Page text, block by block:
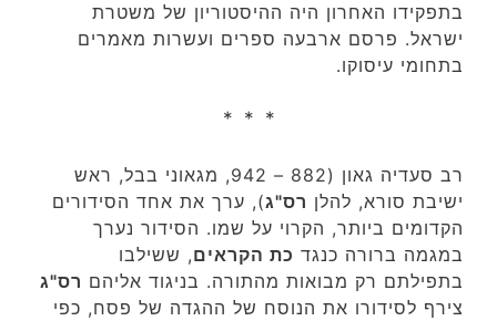
בתפקידו האחרון היה ההיסטוריון של משטרת
ישראל. פרסם ארבעה ספרים ועשרות מאמרים
בתחומי עיסוקו.
* * *
רב סעדיה גאון (882 – 942, מגאוני בבל, ראש
ישיבת סורא, להלן רס"ג), ערך את אחד הסידורים
הקדומים ביותר, הקרוי על שמו. הסידור נערך
במגמה ברורה כנגד כת הקראים, ששילבו
בתפילתם רק מבואות מהתורה. בניגוד אליהם רס"ג
צירף לסידורו את הנוסח של ההגדה של פסח, כפי